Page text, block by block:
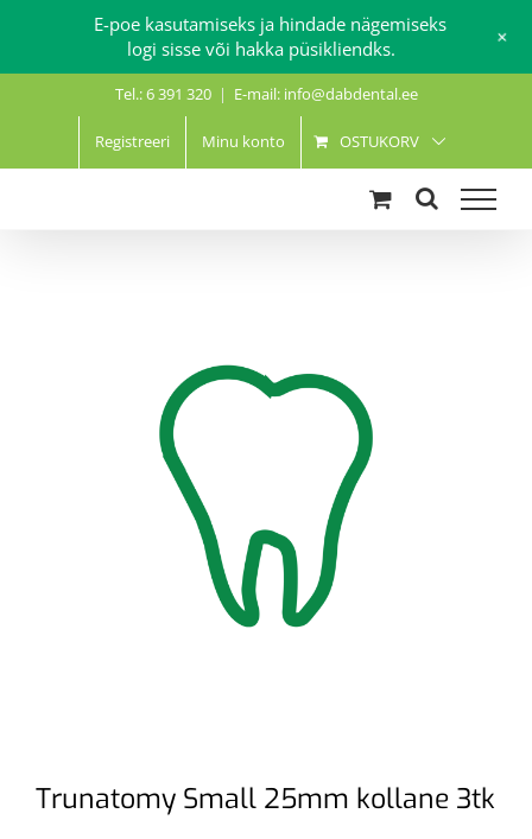
Tel.: 6 391 320 | E-mail: info@dabdental.ee
Registreeri Minu konto OSTUKORV
Trunatomy Small 25mm kollane 3tk
E-poe kasutamiseks ja hindade nägemiseks
logi sisse või hakka püsikliendks.
+